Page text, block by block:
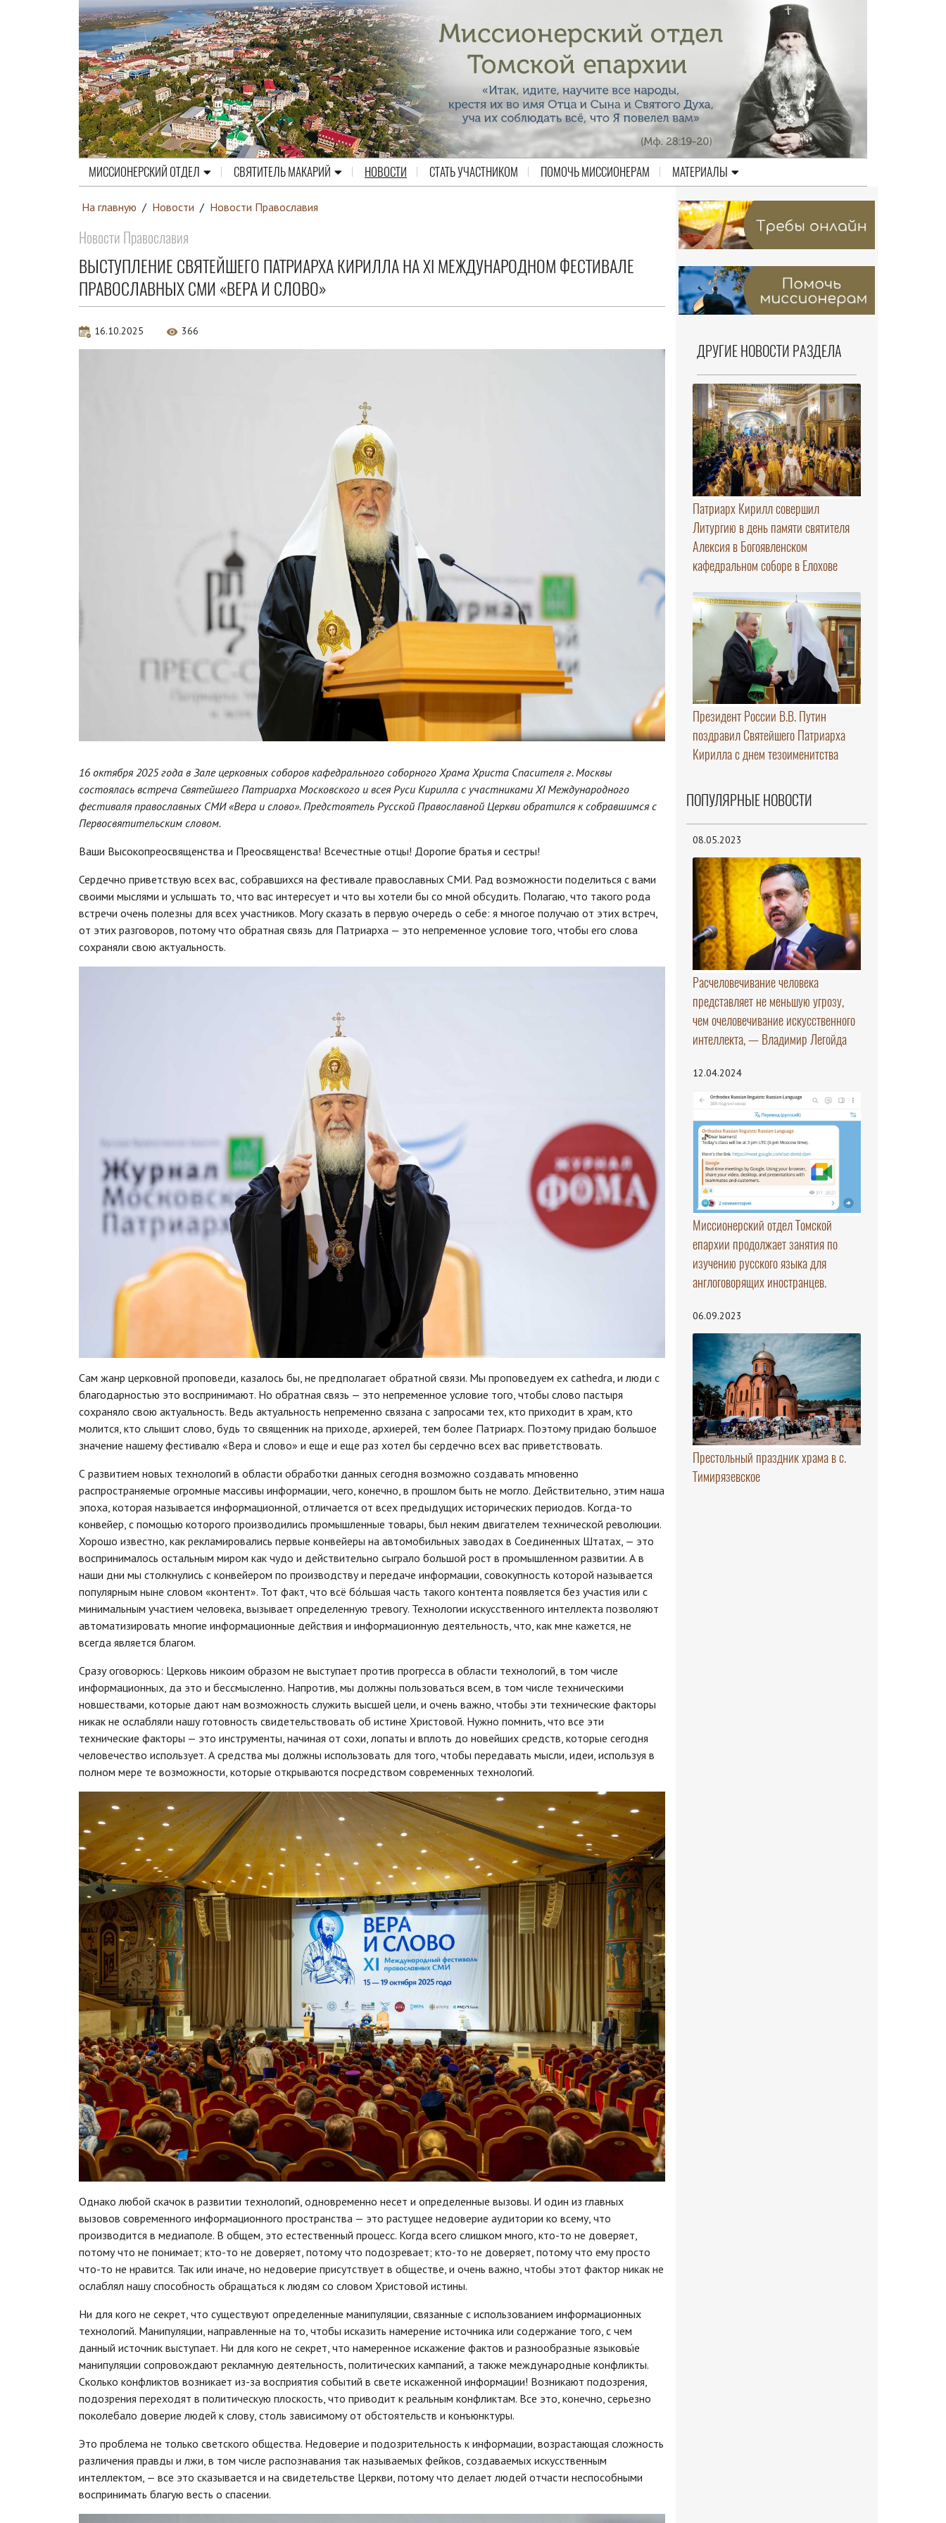
МИССИОНЕРСКИЙ ОТДЕЛ СВЯТИТЕЛЬ МАКАРИЙ НОВОСТИ СТАТЬ УЧАСТНИКОМ ПОМОЧЬ МИССИОНЕРАМ МАТЕРИАЛЫ
На главную / Новости / Новости Православия
Новости Православия
ВЫСТУПЛЕНИЕ СВЯТЕЙШЕГО ПАТРИАРХА КИРИЛЛА НА XI МЕЖДУНАРОДНОМ ФЕСТИВАЛЕ
ПРАВОСЛАВНЫХ СМИ «ВЕРА И СЛОВО»
16.10.2025 366
16 октября 2025 года в Зале церковных соборов кафедрального соборного Храма Христа Спасителя г. Москвы
состоялась встреча Святейшего Патриарха Московского и всея Руси Кирилла с участниками XI Международного
фестиваля православных СМИ «Вера и слово». Предстоятель Русской Православной Церкви обратился к собравшимся с
Первосвятительским словом.
Ваши Высокопреосвященства и Преосвященства! Всечестные отцы! Дорогие братья и сестры!
Сердечно приветствую всех вас, собравшихся на фестивале православных СМИ. Рад возможности поделиться с вами
своими мыслями и услышать то, что вас интересует и что вы хотели бы со мной обсудить. Полагаю, что такого рода
встречи очень полезны для всех участников. Могу сказать в первую очередь о себе: я многое получаю от этих встреч,
от этих разговоров, потому что обратная связь для Патриарха — это непременное условие того, чтобы его слова
сохраняли свою актуальность.
Сам жанр церковной проповеди, казалось бы, не предполагает обратной связи. Мы проповедуем ex cathedra, и люди с
благодарностью это воспринимают. Но обратная связь — это непременное условие того, чтобы слово пастыря
сохраняло свою актуальность. Ведь актуальность непременно связана с запросами тех, кто приходит в храм, кто
молится, кто слышит слово, будь то священник на приходе, архиерей, тем более Патриарх. Поэтому придаю большое
значение нашему фестивалю «Вера и слово» и еще и еще раз хотел бы сердечно всех вас приветствовать.
С развитием новых технологий в области обработки данных сегодня возможно создавать мгновенно
распространяемые огромные массивы информации, чего, конечно, в прошлом быть не могло. Действительно, этим наша
эпоха, которая называется информационной, отличается от всех предыдущих исторических периодов. Когда-то
конвейер, с помощью которого производились промышленные товары, был неким двигателем технической революции.
Хорошо известно, как рекламировались первые конвейеры на автомобильных заводах в Соединенных Штатах, — это
воспринималось остальным миром как чудо и действительно сыграло большой рост в промышленном развитии. А в
наши дни мы столкнулись с конвейером по производству и передаче информации, совокупность которой называется
популярным ныне словом «контент». Тот факт, что всё бо́льшая часть такого контента появляется без участия или с
минимальным участием человека, вызывает определенную тревогу. Технологии искусственного интеллекта позволяют
автоматизировать многие информационные действия и информационную деятельность, что, как мне кажется, не
всегда является благом.
Сразу оговорюсь: Церковь никоим образом не выступает против прогресса в области технологий, в том числе
информационных, да это и бессмысленно. Напротив, мы должны пользоваться всем, в том числе техническими
новшествами, которые дают нам возможность служить высшей цели, и очень важно, чтобы эти технические факторы
никак не ослабляли нашу готовность свидетельствовать об истине Христовой. Нужно помнить, что все эти
технические факторы — это инструменты, начиная от сохи, лопаты и вплоть до новейших средств, которые сегодня
человечество использует. А средства мы должны использовать для того, чтобы передавать мысли, идеи, используя в
полном мере те возможности, которые открываются посредством современных технологий.
Однако любой скачок в развитии технологий, одновременно несет и определенные вызовы. И один из главных
вызовов современного информационного пространства — это растущее недоверие аудитории ко всему, что
производится в медиаполе. В общем, это естественный процесс. Когда всего слишком много, кто-то не доверяет,
потому что не понимает; кто-то не доверяет, потому что подозревает; кто-то не доверяет, потому что ему просто
что-то не нравится. Так или иначе, но недоверие присутствует в обществе, и очень важно, чтобы этот фактор никак не
ослаблял нашу способность обращаться к людям со словом Христовой истины.
Ни для кого не секрет, что существуют определенные манипуляции, связанные с использованием информационных
технологий. Манипуляции, направленные на то, чтобы исказить намерение источника или содержание того, с чем
данный источник выступает. Ни для кого не секрет, что намеренное искажение фактов и разнообразные языковы́е
манипуляции сопровождают рекламную деятельность, политических кампаний, а также международные конфликты.
Сколько конфликтов возникает из-за восприятия событий в свете искаженной информации! Возникают подозрения,
подозрения переходят в политическую плоскость, что приводит к реальным конфликтам. Все это, конечно, серьезно
поколебало доверие людей к слову, столь зависимому от обстоятельств и конъюнктуры.
Это проблема не только светского общества. Недоверие и подозрительность к информации, возрастающая сложность
различения правды и лжи, в том числе распознавания так называемых фейков, создаваемых искусственным
интеллектом, — все это сказывается и на свидетельстве Церкви, потому что делает людей отчасти неспособными
воспринимать благую весть о спасении.
ДРУГИЕ НОВОСТИ РАЗДЕЛА
Патриарх Кирилл совершил
Литургию в день памяти святителя
Алексия в Богоявленском
кафедральном соборе в Елохове
Президент России В.В. Путин
поздравил Святейшего Патриарха
Кирилла с днем тезоименитства
ПОПУЛЯРНЫЕ НОВОСТИ
08.05.2023
Расчеловечивание человека
представляет не меньшую угрозу,
чем очеловечивание искусственного
интеллекта, — Владимир Легойда
12.04.2024
Миссионерский отдел Томской
епархии продолжает занятия по
изучению русского языка для
англоговорящих иностранцев.
06.09.2023
Престольный праздник храма в с.
Тимирязевское